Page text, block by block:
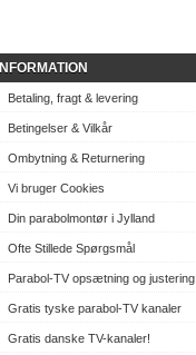
INFORMATION
Betaling, fragt & levering
Betingelser & Vilkår
Ombytning & Returnering
Vi bruger Cookies
Din parabolmontør i Jylland
Ofte Stillede Spørgsmål
Parabol-TV opsætning og justering
Gratis tyske parabol-TV kanaler
Gratis danske TV-kanaler!